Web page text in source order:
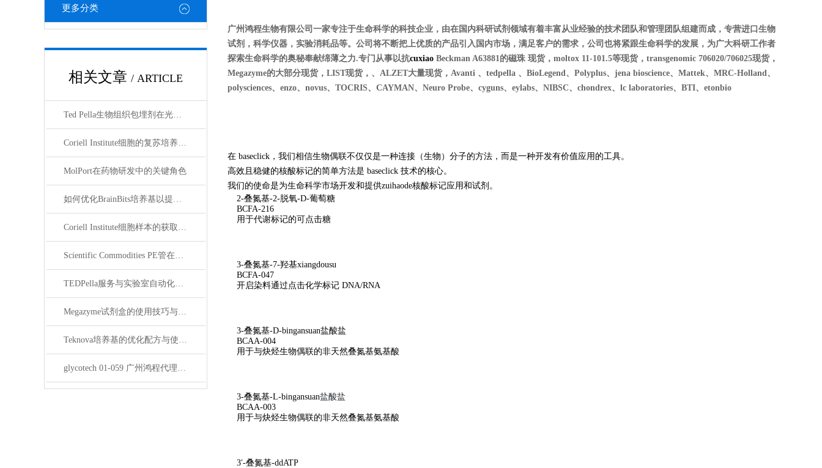
更多分类
相关文章 / ARTICLE
Ted Pella生物组织包埋剂在光镜与电镜联用技术中的应用
Coriell Institute细胞的复苏培养与质量控制规范
MolPort在药物研发中的关键角色
如何优化BrainBits培养基以提高实验效果？
Coriell Institute细胞样本的获取与应用指南
Scientific Commodities PE管在环保实验中的作用
TEDPella服务与实验室自动化设备的整合
Megazyme试剂盒的使用技巧与实验优化方法
Teknova培养基的优化配方与使用技巧
glycotech 01-059 广州鸿程代理：开启糖生物学研究新征程
广州鸿程生物有限公司一家专注于生命科学的科技企业，由在国内科研试剂领域有着丰富从业经验的技术团队和管理团队组建而成，专营进口生物
试剂，科学仪器，实验消耗品等。公司将不断把上优质的产品引入国内市场，满足客户的需求，公司也将紧跟生命科学的发展，为广大科研工作者
探索生命科学的奥秘奉献绵薄之力.专门从事以抗cuxiao Beckman A63881的磁珠 现货，moltox 11-101.5等现货，transgenomic 706020/706025现货，
Megazyme的大部分现货，LIST现货，、ALZET大量现货，Avanti 、tedpella 、BioLegend、Polyplus、jena bioscience、Mattek、MRC-Holland、
polysciences、enzo、novus、TOCRIS、CAYMAN、Neuro Probe、cyguns、eylabs、NIBSC、chondrex、lc laboratories、BTI、etonbio
在 baseclick，我们相信生物偶联不仅仅是一种连接（生物）分子的方法，而是一种开发有价值应用的工具。
高效且稳健的核酸标记的简单方法是 baseclick 技术的核心。
我们的使命是为生命科学市场开发和提供zuihaode核酸标记应用和试剂。
2-叠氮基-2-脱氧-D-葡萄糖
BCFA-216
用于代谢标记的可点击糖
3-叠氮基-7-羟基xiangdousu
BCFA-047
开启染料通过点击化学标记 DNA/RNA
3-叠氮基-D-bingansuan盐酸盐
BCAA-004
用于与炔烃生物偶联的非天然叠氮基氨基酸
3-叠氮基-L-bingansuan盐酸盐
BCAA-003
用于与炔烃生物偶联的非天然叠氮基氨基酸
3′-叠氮基-ddATP